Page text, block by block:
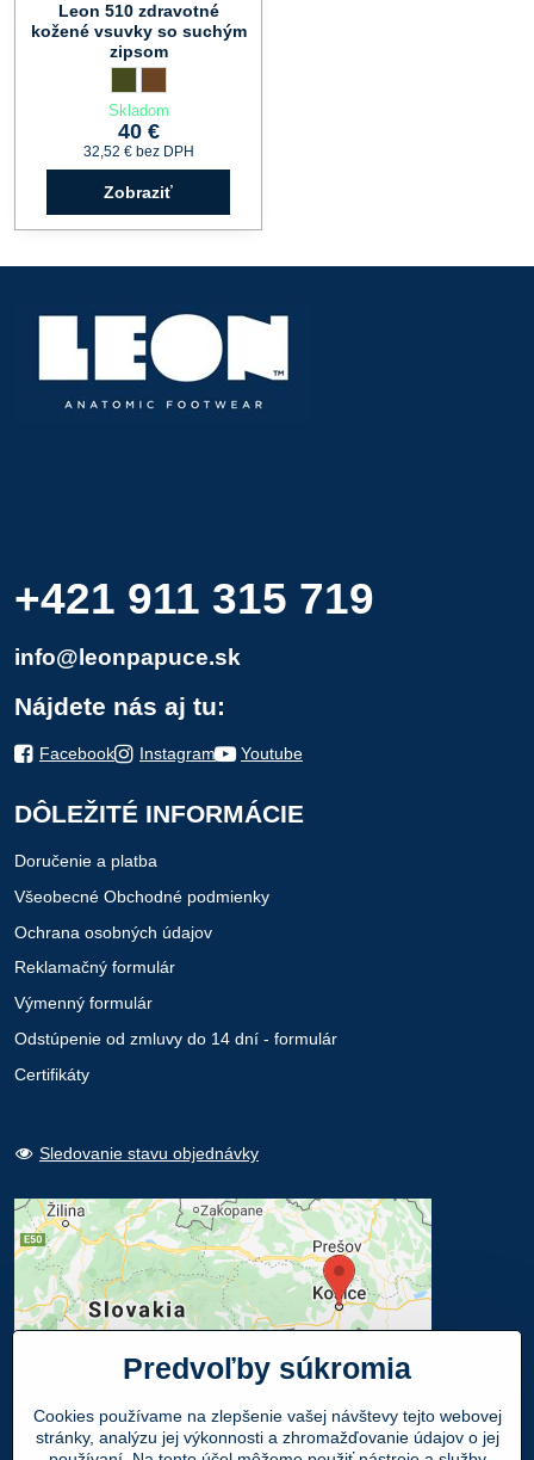
Leon 510 zdravotné
kožené vsuvky so suchým
zipsom
Skladom
40 €
32,52 € bez DPH
Zobraziť
+421 911 315 719
info@leonpapuce.sk
Nájdete nás aj tu:
Facebook Instagram Youtube
DÔLEŽITÉ INFORMÁCIE
Doručenie a platba
Všeobecné Obchodné podmienky
Ochrana osobných údajov
Reklamačný formulár
Výmenný formulár
Odstúpenie od zmluvy do 14 dní - formulár
Certifikáty
Sledovanie stavu objednávky
Predvoľby súkromia
Cookies používame na zlepšenie vašej návštevy tejto webovej
stránky, analýzu jej výkonnosti a zhromažďovanie údajov o jej